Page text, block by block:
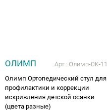
ОЛИМП Арт.: Олимп-СК-11
Олимп Ортопедический стул для
профилактики и коррекции
искривления детской осанки
(цвета разные)